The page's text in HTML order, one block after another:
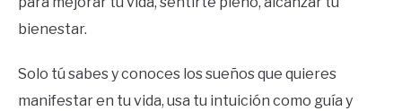
bienestar.
Solo tú sabes y conoces los sueños que quieres
manifestar en tu vida, usa tu intuición como guía y